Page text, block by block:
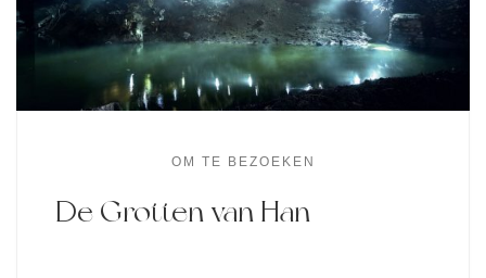
OM TE BEZOEKEN
De Grotten van Han